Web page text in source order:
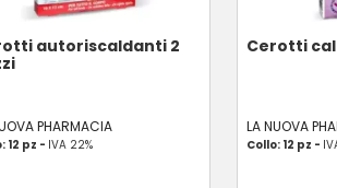
autoriscaldanti 2
PHARMACIA
12 pz - IVA 22%
Cerotti
LA NUOVA
Collo: 12 pz -